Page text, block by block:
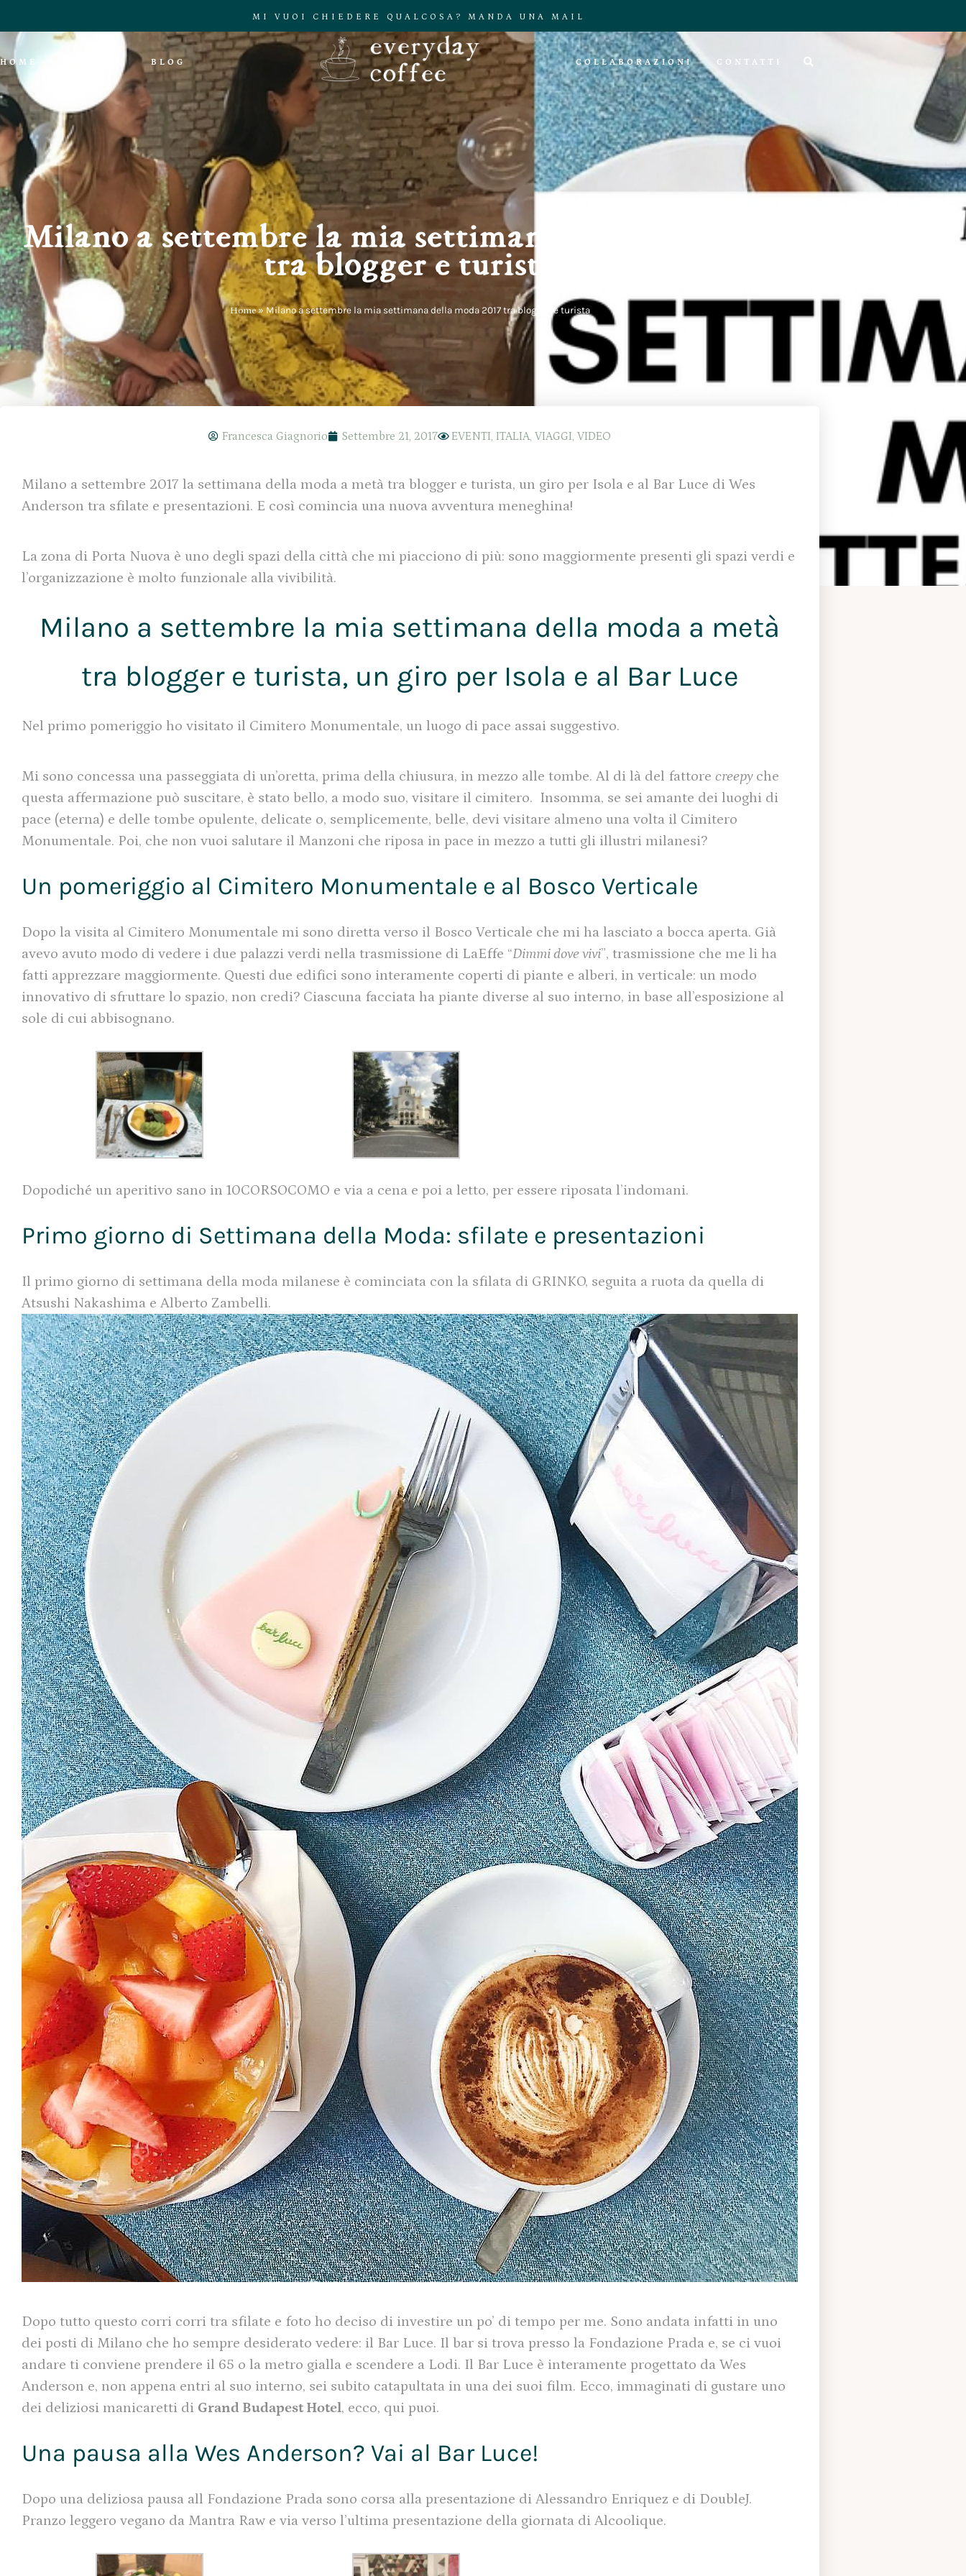
MI VUOI CHIEDERE QUALCOSA? MANDA UNA MAIL
HOME CHI SONO BLOG COLLABORAZIONI CONTATTI
Milano a settembre la mia settimana della moda 2017
tra blogger e turista
Home»Milano a settembre la mia settimana della moda 2017 tra blogger e turista
Francesca Giagnorio Settembre 21, 2017 EVENTI, ITALIA, VIAGGI, VIDEO
Milano a settembre 2017 la settimana della moda a metà tra blogger e turista, un giro per Isola e al Bar Luce di Wes
Anderson tra sfilate e presentazioni. E così comincia una nuova avventura meneghina!
La zona di Porta Nuova è uno degli spazi della città che mi piacciono di più: sono maggiormente presenti gli spazi verdi e
l’organizzazione è molto funzionale alla vivibilità.
Milano a settembre la mia settimana della moda a metà
tra blogger e turista, un giro per Isola e al Bar Luce
Nel primo pomeriggio ho visitato il Cimitero Monumentale, un luogo di pace assai suggestivo.
Mi sono concessa una passeggiata di un’oretta, prima della chiusura, in mezzo alle tombe. Al di là del fattore creepyche
questa affermazione può suscitare, è stato bello, a modo suo, visitare il cimitero. Insomma, se sei amante dei luoghi di
pace (eterna) e delle tombe opulente, delicate o, semplicemente, belle, devi visitare almeno una volta il Cimitero
Monumentale. Poi, che non vuoi salutare il Manzoni che riposa in pace in mezzo a tutti gli illustri milanesi?
Un pomeriggio al Cimitero Monumentale e al Bosco Verticale
Dopo la visita al Cimitero Monumentale mi sono diretta verso il Bosco Verticale che mi ha lasciato a bocca aperta. Già
avevo avuto modo di vedere i due palazzi verdi nella trasmissione di LaEffe “Dimmi dove vivi”, trasmissione che me li ha
fatti apprezzare maggiormente. Questi due edifici sono interamente coperti di piante e alberi, in verticale: un modo
innovativo di sfruttare lo spazio, non credi? Ciascuna facciata ha piante diverse al suo interno, in base all’esposizione al
sole di cui abbisognano.
Dopodiché un aperitivo sano in 10CORSOCOMO e via a cena e poi a letto, per essere riposata l’indomani.
Primo giorno di Settimana della Moda: sfilate e presentazioni
Il primo giorno di settimana della moda milanese è cominciata con la sfilata di GRINKO, seguita a ruota da quella di
Atsushi Nakashima e Alberto Zambelli.
Dopo tutto questo corri corri tra sfilate e foto ho deciso di investire un po’ di tempo per me. Sono andata infatti in uno
dei posti di Milano che ho sempre desiderato vedere: il Bar Luce. Il bar si trova presso la Fondazione Prada e, se ci vuoi
andare ti conviene prendere il 65 o la metro gialla e scendere a Lodi. Il Bar Luce è interamente progettato da Wes
Anderson e, non appena entri al suo interno, sei subito catapultata in una dei suoi film. Ecco, immaginati di gustare uno
dei deliziosi manicaretti di Grand Budapest Hotel, ecco, qui puoi.
Una pausa alla Wes Anderson? Vai al Bar Luce!
Dopo una deliziosa pausa all Fondazione Prada sono corsa alla presentazione di Alessandro Enriquez e di DoubleJ.
Pranzo leggero vegano da Mantra Raw e via verso l’ultima presentazione della giornata di Alcoolique.